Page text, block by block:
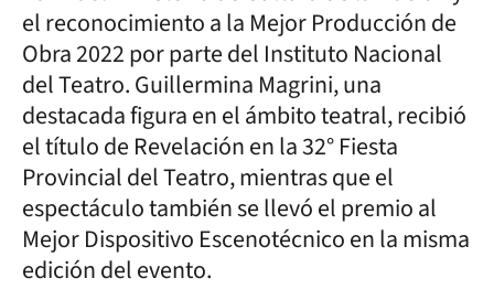
el reconocimiento a la Mejor Producción de
Obra 2022 por parte del Instituto Nacional
del Teatro. Guillermina Magrini, una
destacada figura en el ámbito teatral, recibió
el título de Revelación en la 32° Fiesta
Provincial del Teatro, mientras que el
espectáculo también se llevó el premio al
Mejor Dispositivo Escenotécnico en la misma
edición del evento.